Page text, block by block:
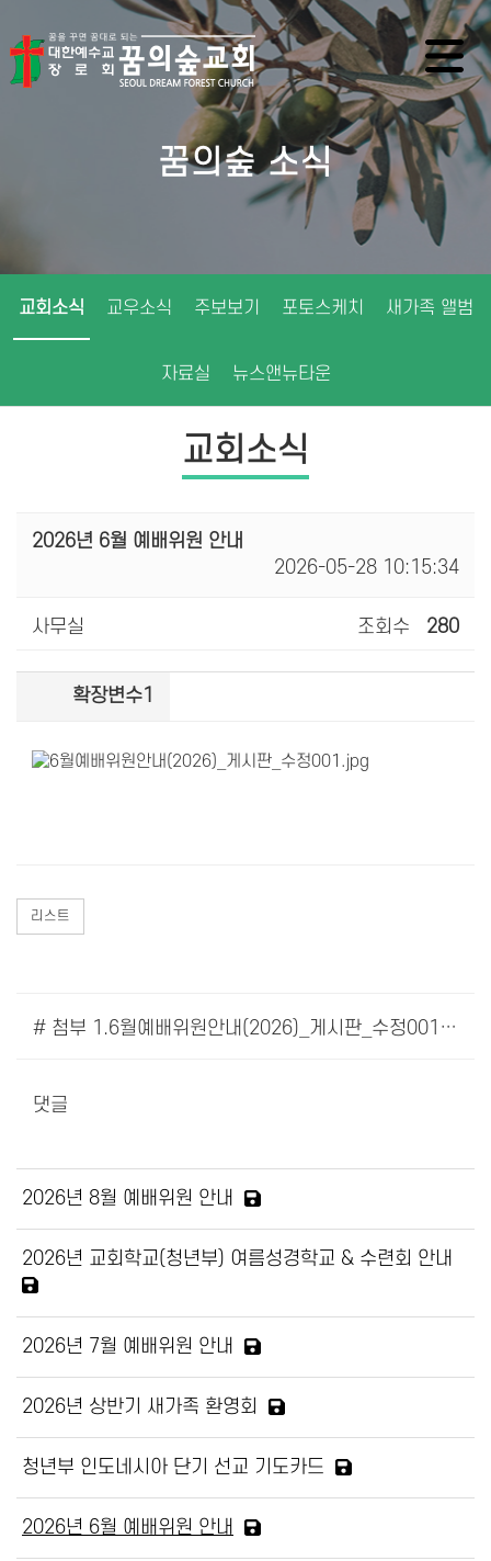
꿈의숲 소식
교회소식 교우소식 주보보기 포토스케치 새가족 앨범
자료실 뉴스앤뉴타운
교회소식
2026년 6월 예배위원 안내
2026-05-28 10:15:34
사무실 조회수 280
확장변수1
리스트
# 첨부 1.6월예배위원안내(2026)_게시판_수정001.jpg
댓글
2026년 8월 예배위원 안내
2026년 교회학교(청년부) 여름성경학교 & 수련회 안내
2026년 7월 예배위원 안내
2026년 상반기 새가족 환영회
청년부 인도네시아 단기 선교 기도카드
2026년 6월 예배위원 안내